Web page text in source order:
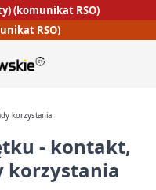
(komunikat RSO)
RSO)
korzystania
- kontakt,
korzystania